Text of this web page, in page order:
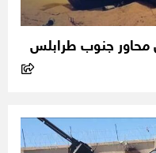
محاور جنوب طرابلس